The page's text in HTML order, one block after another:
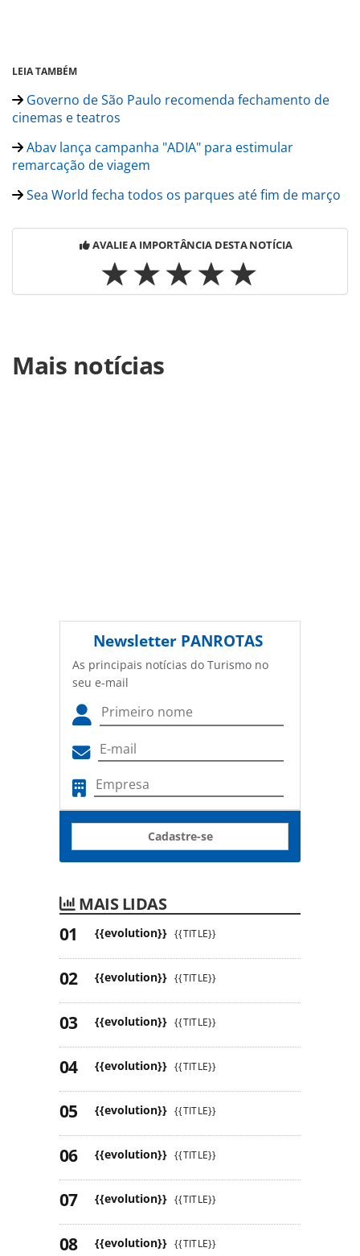
LEIA TAMBÉM
Governo de São Paulo recomenda fechamento de
cinemas e teatros
Abav lança campanha "ADIA" para estimular
remarcação de viagem
Sea World fecha todos os parques até fim de março
AVALIE A IMPORTÂNCIA DESTA NOTÍCIA
https://www.panrotas.com.br/mercado/destinos/2020/03/
amplia-medidas-e-fecha-lojas-e-resorts-nos-estados-
Mais notícias
Newsletter PANROTAS
As principais notícias do Turismo no
seu e-mail
Cadastre-se
MAIS LIDAS
{{evolution}} {{TITLE}}
{{evolution}} {{TITLE}}
{{evolution}} {{TITLE}}
{{evolution}} {{TITLE}}
{{evolution}} {{TITLE}}
{{evolution}} {{TITLE}}
{{evolution}} {{TITLE}}
{{evolution}} {{TITLE}}